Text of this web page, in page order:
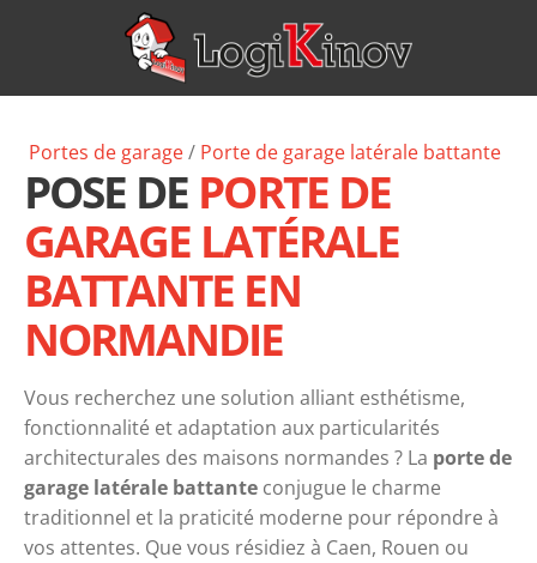
Portes de garage/ Porte de garage latérale battante
POSE DE PORTE DE
GARAGE LATÉRALE
BATTANTE EN
NORMANDIE
Vous recherchez une solution alliant esthétisme,
fonctionnalité et adaptation aux particularités
architecturales des maisons normandes ? La porte de
garage latérale battante conjugue le charme
traditionnel et la praticité moderne pour répondre à
vos attentes. Que vous résidiez à Caen, Rouen ou